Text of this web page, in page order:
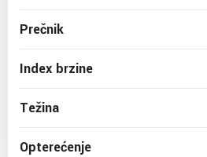
Prečnik
Index brzine
Težina
Opterećenje